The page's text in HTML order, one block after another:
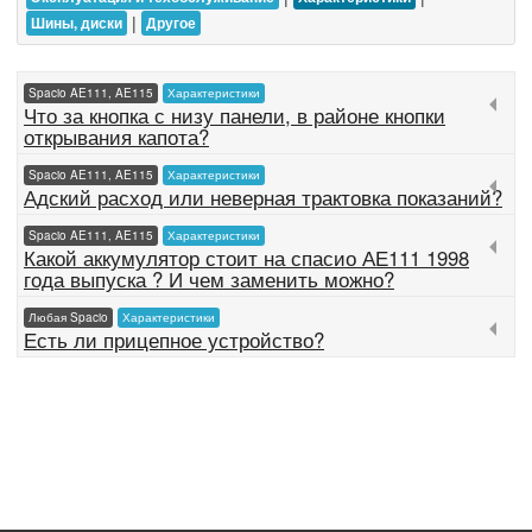
Шины, диски | Другое
Spacio AE111, AE115 Характеристики
Что за кнопка с низу панели, в районе кнопки
открывания капота?
Spacio AE111, AE115 Характеристики
Адский расход или неверная трактовка показаний?
Spacio AE111, AE115 Характеристики
Какой аккумулятор стоит на спасио АЕ111 1998
года выпуска ? И чем заменить можно?
Любая Spacio Характеристики
Есть ли прицепное устройство?